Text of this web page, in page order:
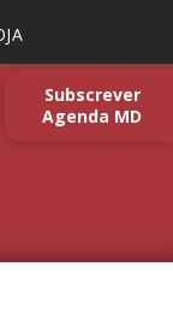
Subscrever
Agenda MD